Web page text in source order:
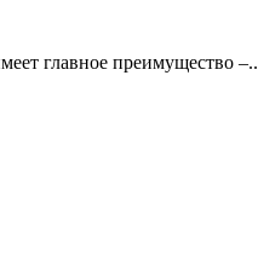
главное преимущество –..